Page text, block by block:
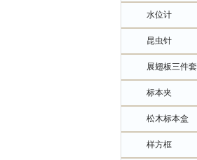
水位计
昆虫针
展翅板三件套
标本夹
松木标本盒
样方框